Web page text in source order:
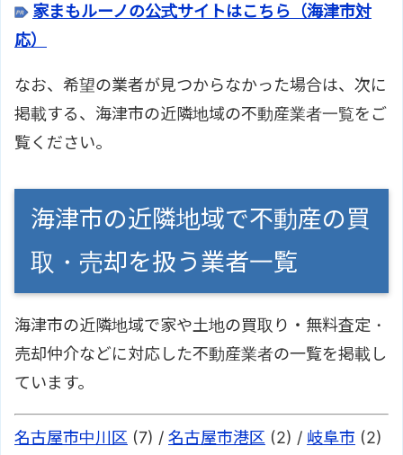
家まもルーノの公式サイトはこちら（海津市対
応）
なお、希望の業者が見つからなかった場合は、次に
掲載する、海津市の近隣地域の不動産業者一覧をご
覧ください。
海津市の近隣地域で不動産の買
取・売却を扱う業者一覧
海津市の近隣地域で家や土地の買取り・無料査定・
売却仲介などに対応した不動産業者の一覧を掲載し
ています。
名古屋市中川区 (7) / 名古屋市港区 (2) / 岐阜市 (2)